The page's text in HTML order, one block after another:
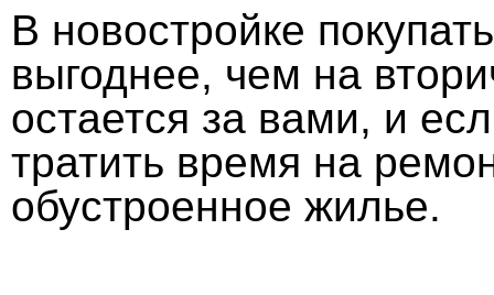
В новостройке
выгоднее, чем на
остается за вами, и
тратить время на
обустроенное жилье.